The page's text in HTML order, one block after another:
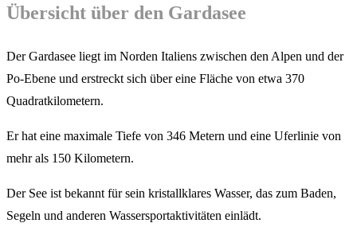
Übersicht über den Gardasee
Der Gardasee liegt im Norden Italiens zwischen den Alpen und der
Po-Ebene und erstreckt sich über eine Fläche von etwa 370
Quadratkilometern.
Er hat eine maximale Tiefe von 346 Metern und eine Uferlinie von
mehr als 150 Kilometern.
Der See ist bekannt für sein kristallklares Wasser, das zum Baden,
Segeln und anderen Wassersportaktivitäten einlädt.